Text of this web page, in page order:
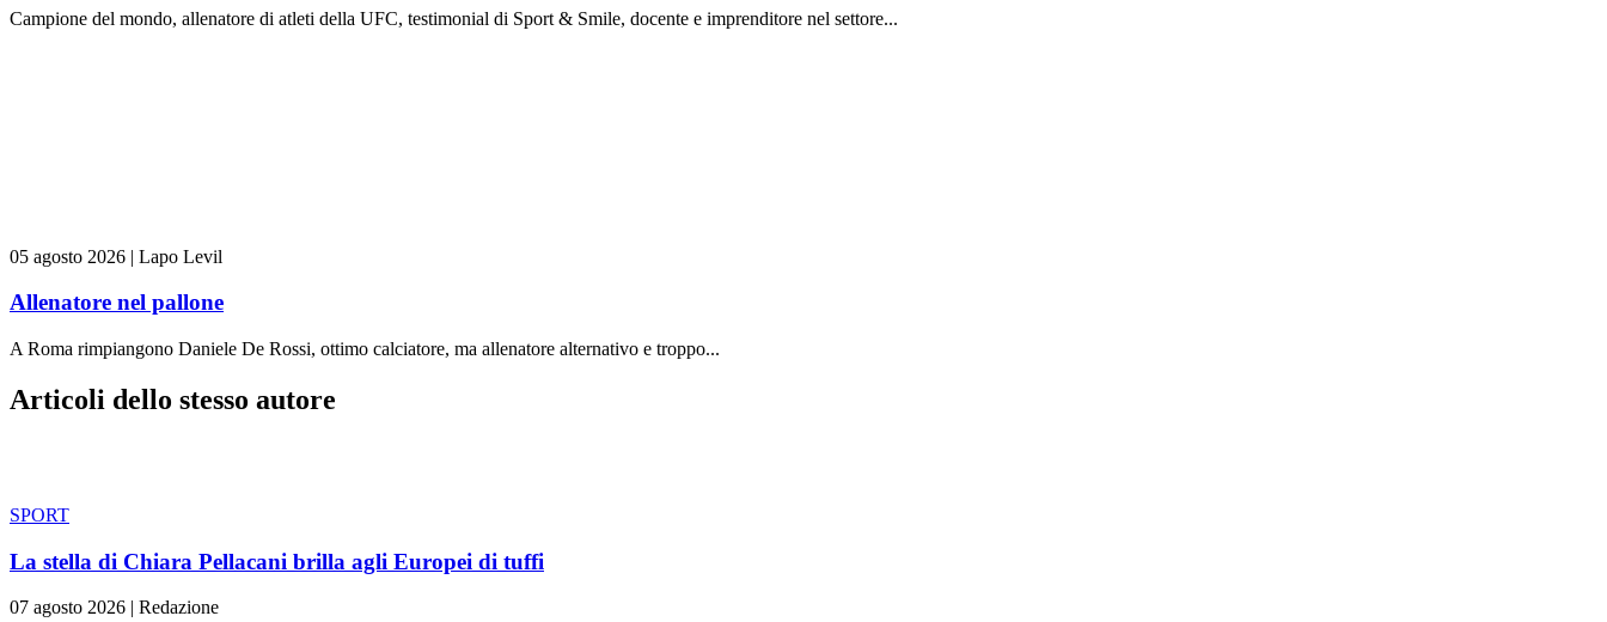
Campione del mondo, allenatore di atleti della UFC, testimonial di Sport & Smile, docente e imprenditore nel settore...
05 agosto 2026 | Lapo Levil
Allenatore nel pallone
A Roma rimpiangono Daniele De Rossi, ottimo calciatore, ma allenatore alternativo e troppo...
Articoli dello stesso autore
SPORT
La stella di Chiara Pellacani brilla agli Europei di tuffi
07 agosto 2026 | Redazione